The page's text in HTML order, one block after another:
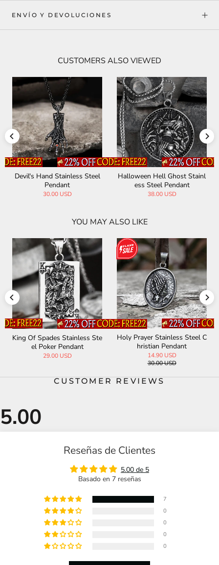
ENVÍO Y DEVOLUCIONES
CUSTOMERS ALSO VIEWED
Devil's Hand Stainless Steel
Pendant
30.00 USD
Halloween Hell Ghost Stainl
ess Steel Pendant
38.00 USD
YOU MAY ALSO LIKE
King Of Spades Stainless Ste
el Poker Pendant
29.00 USD
Holy Prayer Stainless Steel C
hristian Pendant
14.90 USD
30.00 USD
CUSTOMER REVIEWS
Reseñas de Clientes
5.00 de 5
Basado en 7 reseñas
7
0
0
0
0